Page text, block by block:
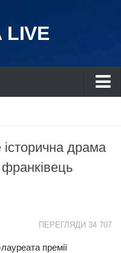
LIVE
драма
ПЕРЕГЛЯДИ 34 707
премії